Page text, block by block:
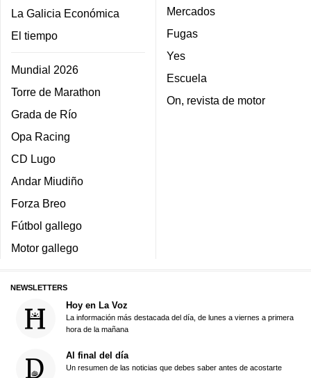
La Galicia Económica
El tiempo
Mundial 2026
Torre de Marathon
Grada de Río
Opa Racing
CD Lugo
Andar Miudiño
Forza Breo
Fútbol gallego
Motor gallego
Mercados
Fugas
Yes
Escuela
On, revista de motor
NEWSLETTERS
Hoy en La Voz
La información más destacada del día, de lunes a viernes a primera
hora de la mañana
Al final del día
Un resumen de las noticias que debes saber antes de acostarte